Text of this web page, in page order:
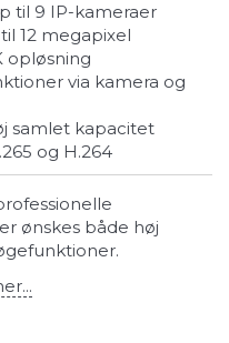
til 9 IP-kameraer
12 megapixel
opløsning
samlet kapacitet
og H.264
ønskes både høj